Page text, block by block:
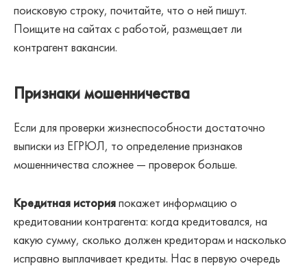
поисковую строку, почитайте, что о ней пишут.
Поищите на сайтах с работой, размещает ли
контрагент вакансии.
Признаки мошенничества
Если для проверки жизнеспособности достаточно
выписки из ЕГРЮЛ, то определение признаков
мошенничества сложнее — проверок больше.
Кредитная историяпокажет информацию о
кредитовании контрагента: когда кредитовался, на
какую сумму, сколько должен кредиторам и насколько
исправно выплачивает кредиты. Нас в первую очередь